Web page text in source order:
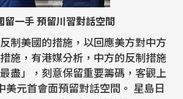
留一手 預留川習對話空間
制美國的措施，以回應美方對中方
施，有港媒分析，中方的反制措施
最盡」，刻意保留重要籌碼，客觀上
首會面預留對話空間。 星島日